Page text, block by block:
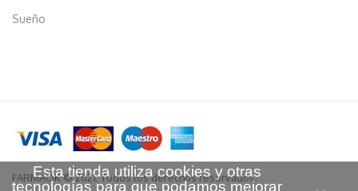
Sueño
FARMAOK © 2021. Todos los derechos reservados.
Esta tienda utiliza cookies y otras
tecnologías para que podamos mejorar